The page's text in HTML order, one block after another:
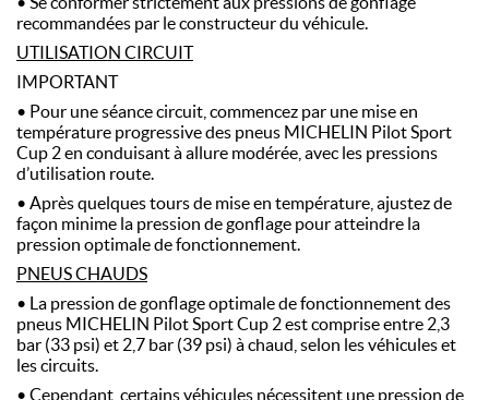
recommandées par le constructeur du véhicule.
UTILISATION CIRCUIT
IMPORTANT
• Pour une séance circuit, commencez par une mise en
température progressive des pneus MICHELIN Pilot Sport
Cup 2 en conduisant à allure modérée, avec les pressions
d’utilisation route.
• Après quelques tours de mise en température, ajustez de
façon minime la pression de gonflage pour atteindre la
pression optimale de fonctionnement.
PNEUS CHAUDS
• La pression de gonflage optimale de fonctionnement des
pneus MICHELIN Pilot Sport Cup 2 est comprise entre 2,3
bar (33 psi) et 2,7 bar (39 psi) à chaud, selon les véhicules et
les circuits.
• Cependant, certains véhicules nécessitent une pression de